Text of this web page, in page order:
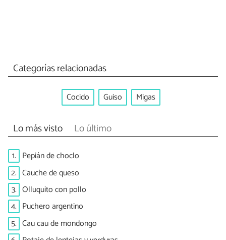
Categorías relacionadas
Cocido Guiso Migas
Lo más visto Lo último
1. Pepián de choclo
2. Cauche de queso
3. Olluquito con pollo
4. Puchero argentino
5. Cau cau de mondongo